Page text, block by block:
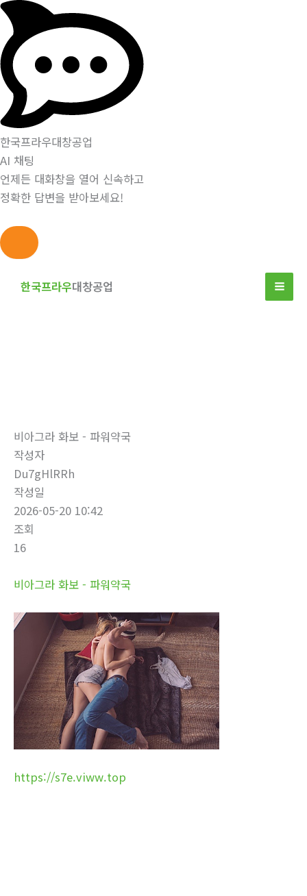
한국프라우대창공업
AI 채팅
언제든 대화창을 열어 신속하고
정확한 답변을 받아보세요!
한국프라우대창공업
비아그라 화보 - 파워약국
작성자
Du7gHlRRh
작성일
2026-05-20 10:42
조회
16
비아그라 화보 - 파워약국
https://s7e.viww.top